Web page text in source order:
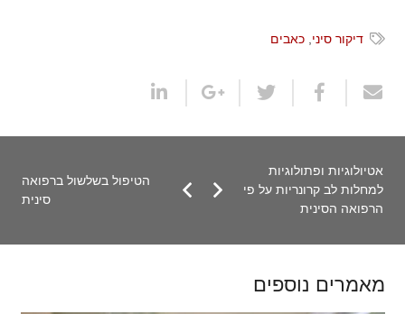
דיקור סיני,כאבים
הטיפול בשלשול ברפואה
סינית
אטיולוגיות ופתולוגיות
למחלות לב קרונריות על פי
הרפואה הסינית
מאמרים נוספים